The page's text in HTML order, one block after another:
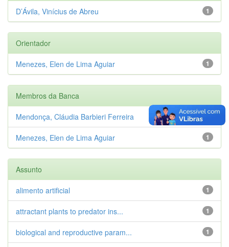
1
D’Ávila, Vinícius de Abreu
Orientador
1
Menezes, Elen de Lima Aguiar
Membros da Banca
1
Mendonça, Cláudia Barbieri Ferreira
1
Menezes, Elen de Lima Aguiar
Assunto
1
alimento artificial
1
attractant plants to predator ins...
1
biological and reproductive param...